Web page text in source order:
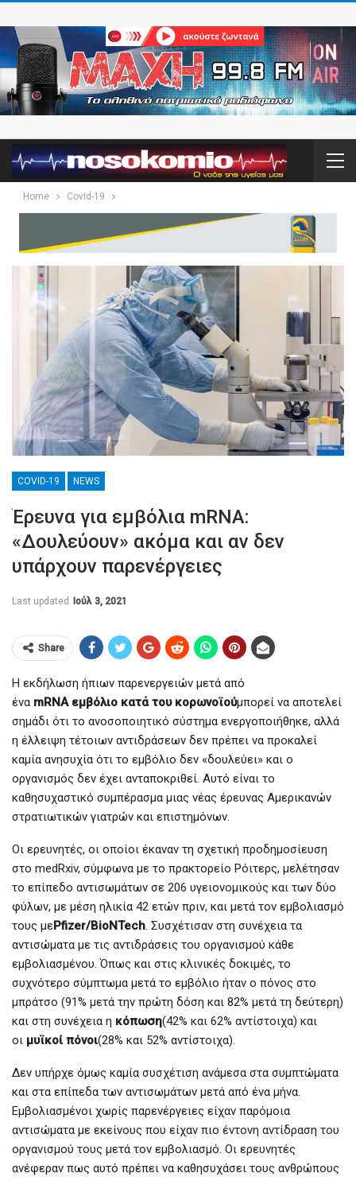
Home Covid-19
COVID-19 NEWS
Έρευνα για εμβόλια mRNA:
«Δουλεύουν» ακόμα και αν δεν
υπάρχουν παρενέργειες
Last updated Ιούλ 3, 2021
Share
Η εκδήλωση ήπιων παρενεργειών μετά από
ένα mRNA εμβόλιο κατά του κορωνοϊούμπορεί να αποτελεί
σημάδι ότι το ανοσοποιητικό σύστημα ενεργοποιήθηκε, αλλά
η έλλειψη τέτοιων αντιδράσεων δεν πρέπει να προκαλεί
καμία ανησυχία ότι το εμβόλιο δεν «δουλεύει» και ο
οργανισμός δεν έχει ανταποκριθεί. Αυτό είναι το
καθησυχαστικό συμπέρασμα μιας νέας έρευνας Αμερικανών
στρατιωτικών γιατρών και επιστημόνων.
Οι ερευνητές, οι οποίοι έκαναν τη σχετική προδημοσίευση
στο medRxiv, σύμφωνα με το πρακτορείο Ρόιτερς, μελέτησαν
το επίπεδο αντισωμάτων σε 206 υγειονομικούς και των δύο
φύλων, με μέση ηλικία 42 ετών πριν, και μετά τον εμβολιασμό
τους μεPfizer/BioNTech. Συσχέτισαν στη συνέχεια τα
αντισώματα με τις αντιδράσεις του οργανισμού κάθε
εμβολιασμένου. Όπως και στις κλινικές δοκιμές, το
συχνότερο σύμπτωμα μετά το εμβόλιο ήταν ο πόνος στο
μπράτσο (91% μετά την πρώτη δόση και 82% μετά τη δεύτερη)
και στη συνέχεια η κόπωση(42% και 62% αντίστοιχα) και
οι μυϊκοί πόνοι(28% και 52% αντίστοιχα).
Δεν υπήρχε όμως καμία συσχέτιση ανάμεσα στα συμπτώματα
και στα επίπεδα των αντισωμάτων μετά από ένα μήνα.
Εμβολιασμένοι χωρίς παρενέργειες είχαν παρόμοια
αντισώματα με εκείνους που είχαν πιο έντονη αντίδραση του
οργανισμού τους μετά τον εμβολιασμό. Οι ερευνητές
ανέφεραν πως αυτό πρέπει να καθησυχάσει τους ανθρώπους